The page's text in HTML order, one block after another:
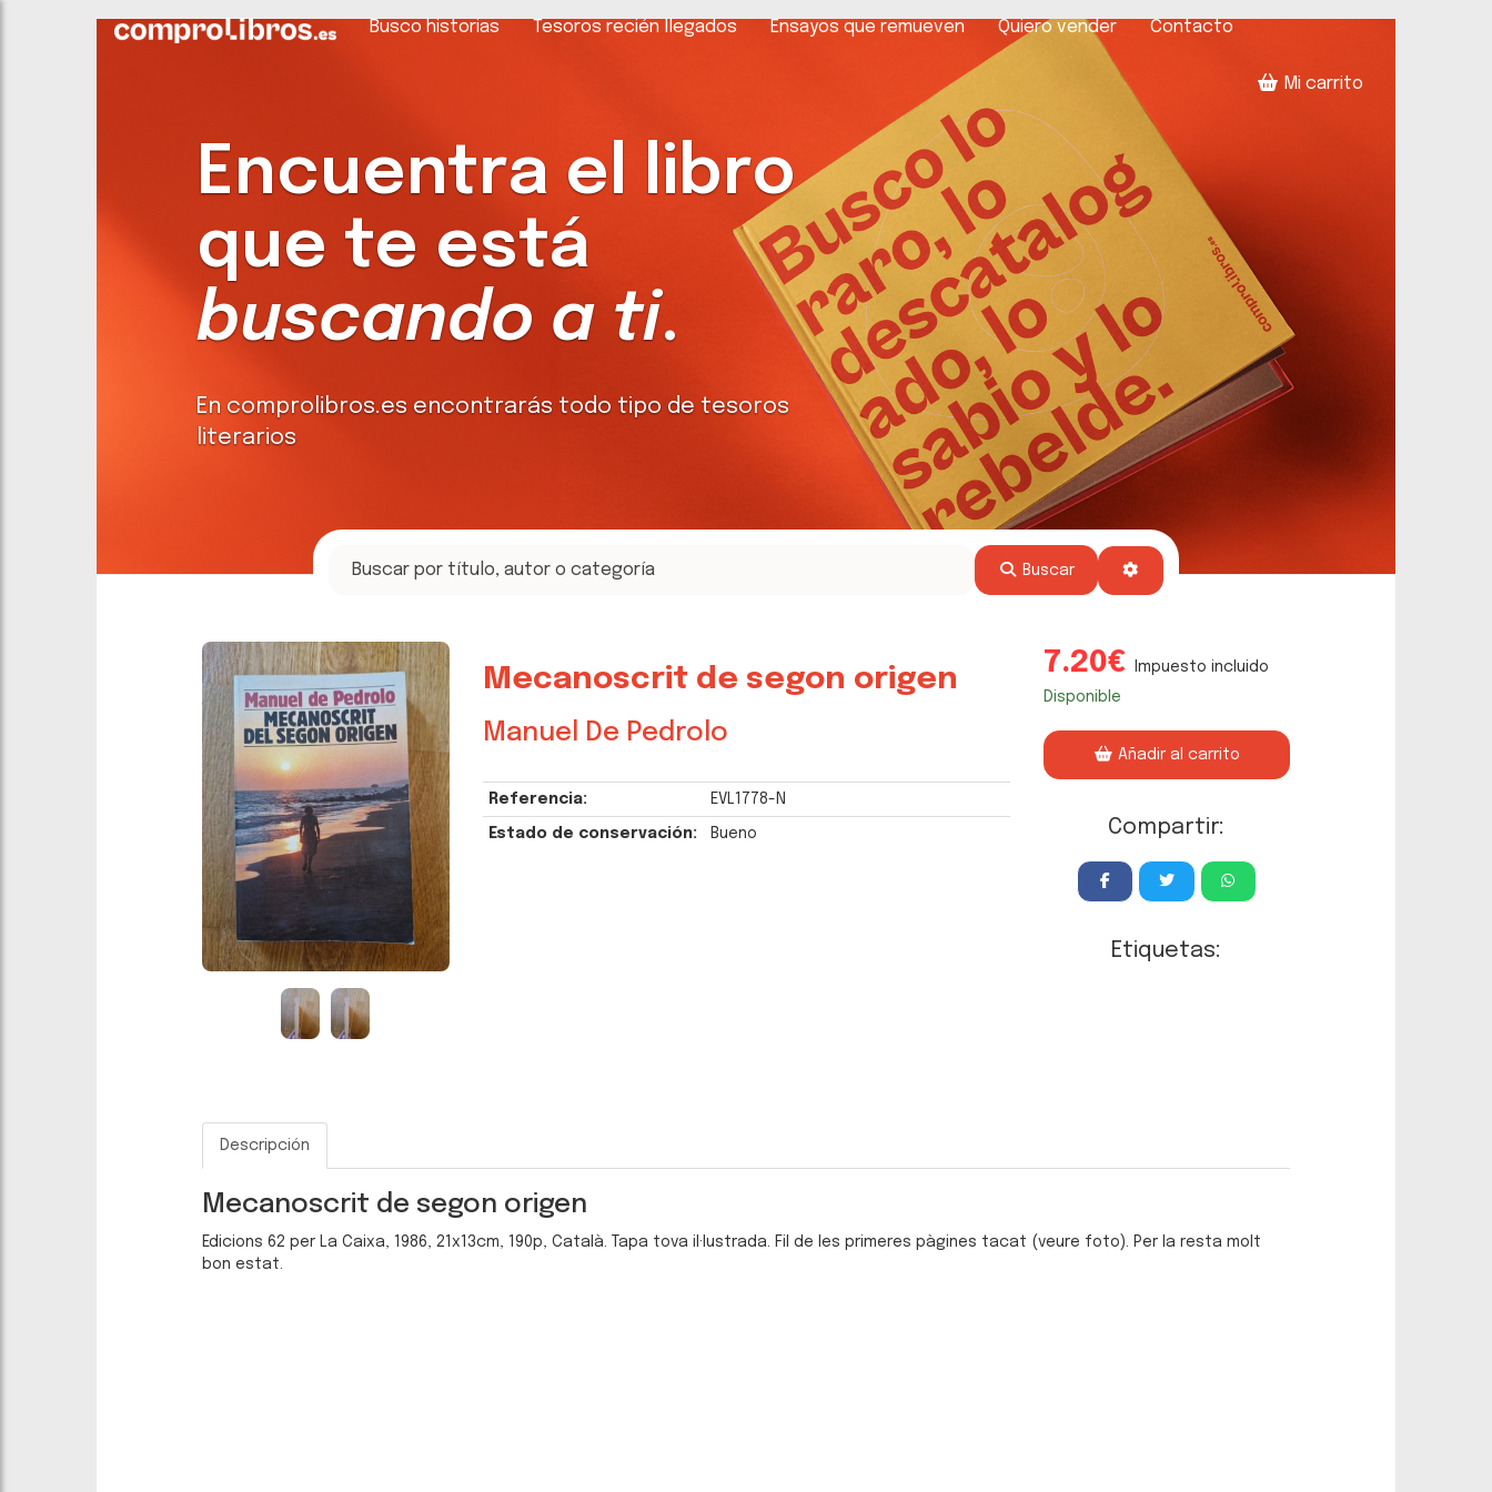
Busco historias Tesoros recién llegados Ensayos que remueven Quiero vender Contacto
Mi carrito
Encuentra el libro
que te está
buscando a ti.
En comprolibros.es encontrarás todo tipo de tesoros
literarios
Buscar
Mecanoscrit de segon origen
Manuel De Pedrolo
Referencia: EVL1778-N
Estado de conservación: Bueno
7.20€
Impuesto incluido
Disponible
Añadir al carrito
Compartir:
Etiquetas:
Descripción
Mecanoscrit de segon origen
Edicions 62 per La Caixa, 1986, 21x13cm, 190p, Català. Tapa tova il·lustrada. Fil de les primeres pàgines tacat (veure foto). Per la resta molt
bon estat.